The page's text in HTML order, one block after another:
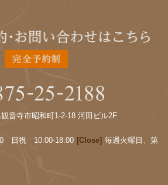
音寺市昭和町1-2-18 河田ビル2F
日祝 10:00-18:00 [Close] 毎週火曜日、第